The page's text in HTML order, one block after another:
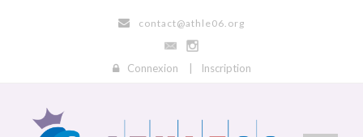
contact@athle06.org
Connexion Inscription